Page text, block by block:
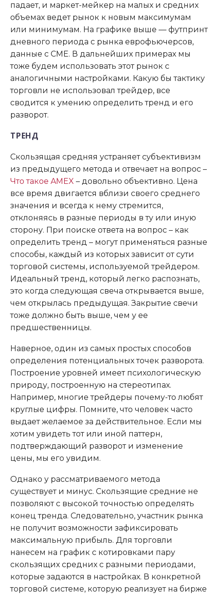
падает, и маркет-мейкер на малых и средних
объемах ведет рынок к новым максимумам
или минимумам. На графике выше — футпринт
дневного периода с рынка еврофьючерсов,
данные с CME. В дальнейших примерах мы
тоже будем использовать этот рынок с
аналогичными настройками. Какую бы тактику
торговли не использовал трейдер, все
сводится к умению определить тренд и его
разворот.
ТРЕНД
Скользящая средняя устраняет субъективизм
из предыдущего метода и отвечает на вопрос –
Что такое AMEX – довольно объективно. Цена
все время двигается вблизи своего среднего
значения и всегда к нему стремится,
отклоняясь в разные периоды в ту или иную
сторону. При поиске ответа на вопрос – как
определить тренд – могут применяться разные
способы, каждый из которых зависит от сути
торговой системы, используемой трейдером.
Идеальный тренд, который легко распознать,
это когда следующая свеча открывается выше,
чем открылась предыдущая. Закрытие свечи
тоже должно быть выше, чем у ее
предшественницы.
Наверное, один из самых простых способов
определения потенциальных точек разворота.
Построение уровней имеет психологическую
природу, построенную на стереотипах.
Например, многие трейдеры почему-то любят
круглые цифры. Помните, что человек часто
выдает желаемое за действительное. Если мы
хотим увидеть тот или иной паттерн,
подтверждающий разворот и изменение
цены, мы его увидим.
Однако у рассматриваемого метода
существует и минус. Скользящие средние не
позволяют с высокой точностью определять
конец тренда. Следовательно, участник рынка
не получит возможности зафиксировать
максимальную прибыль. Для торговли
нанесем на график с котировками пару
скользящих средних с разными периодами,
которые задаются в настройках. В конкретной
торговой системе, которую реализует на бирже